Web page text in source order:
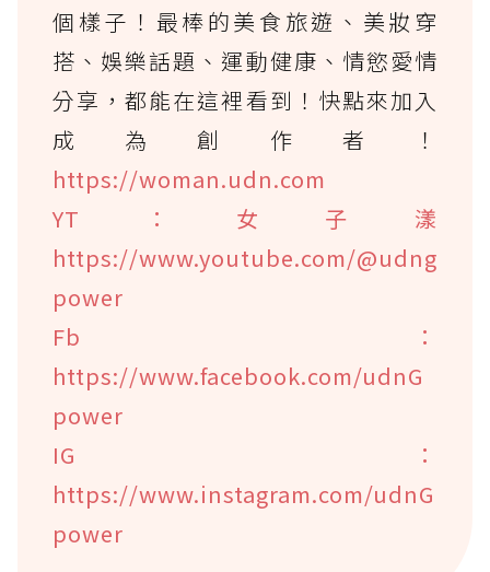
個樣子！最棒的美食旅遊、美妝穿
搭、娛樂話題、運動健康、情慾愛情
分享，都能在這裡看到！快點來加入
成為創作者！
https://woman.udn.com
YT：女子漾
https://www.youtube.com/@udng
power
Fb：
https://www.facebook.com/udnG
power
IG：
https://www.instagram.com/udnG
power